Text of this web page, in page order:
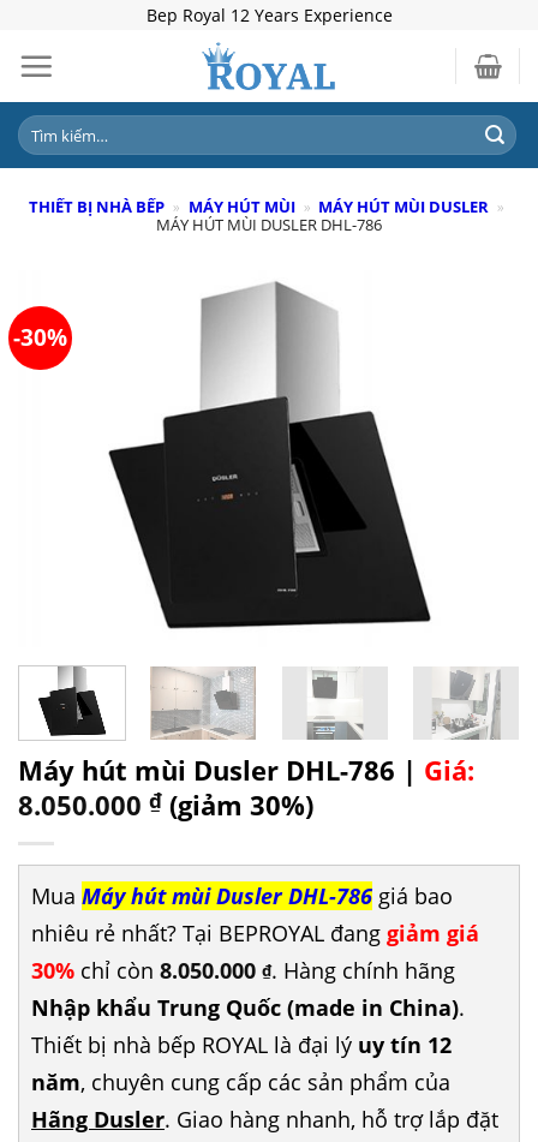
content
Bep Royal 12 Years Experience
Tìm
kiếm:
THIẾT BỊ NHÀ BẾP » MÁY HÚT MÙI » MÁY HÚT MÙI DUSLER »
MÁY HÚT MÙI DUSLER DHL-786
-30%
Máy hút mùi Dusler DHL-786 | Giá:
8.050.000 ₫ (giảm 30%)
Mua Máy hút mùi Dusler DHL-786 giá bao
nhiêu rẻ nhất? Tại BEPROYAL đang giảm giá
30% chỉ còn 8.050.000 ₫. Hàng chính hãng
Nhập khẩu Trung Quốc (made in China).
Thiết bị nhà bếp ROYAL là đại lý uy tín 12
năm, chuyên cung cấp các sản phẩm của
Hãng Dusler. Giao hàng nhanh, hỗ trợ lắp đặt